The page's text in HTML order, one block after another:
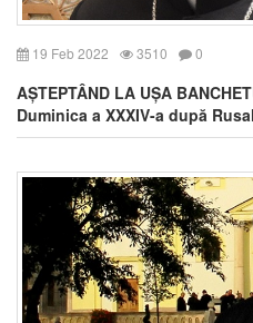
19 Feb 2022 3510 0
AȘTEPTÂND LA UȘA
Duminica a XXXIV-a după